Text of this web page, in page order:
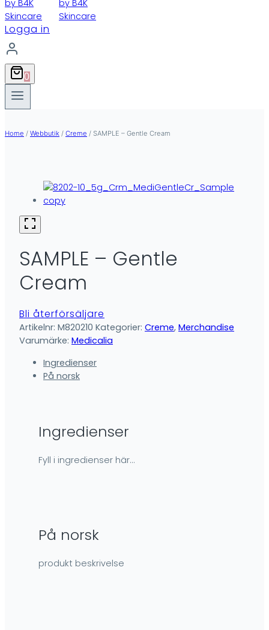
Logga in
0
Home / Webbutik / Creme / SAMPLE – Gentle Cream
SAMPLE – Gentle
Cream
Bli återförsäljare
Artikelnr: M820210 Kategorier: Creme, Merchandise
Varumärke: Medicalia
Ingredienser
På norsk
Ingredienser
Fyll i ingredienser här…
På norsk
produkt beskrivelse